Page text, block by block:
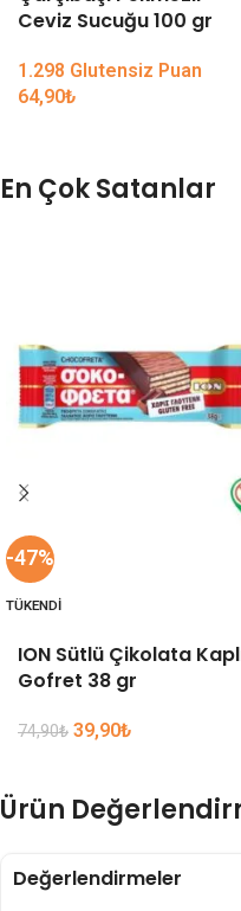
Ceviz Sucuğu 100 gr
1.298 Glutensiz Puan
64,90₺
En Çok Satanlar
-47%
TÜKENDI
ION Sütlü Çikolata
Gofret 38 gr
74,90₺ 39,90₺
Ürün
Değerlendirmeler